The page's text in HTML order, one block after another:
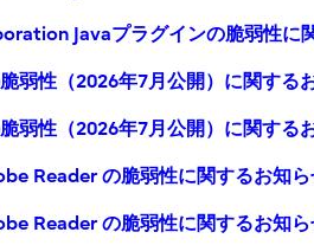
Javaプラグインの脆弱性に
弱性（2026年7⽉公開）に関する
弱性（2026年7⽉公開）に関す
Reader の脆弱性に関するお知ら
Reader の脆弱性に関するお知ら